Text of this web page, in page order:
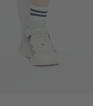
$ 69